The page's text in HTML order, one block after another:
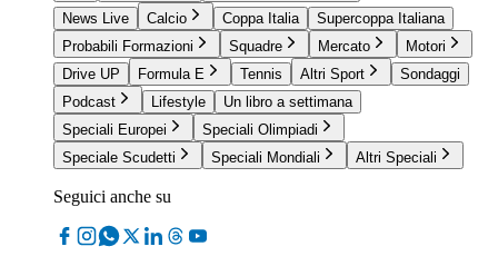
News Live
Calcio Coppa Italia
Supercoppa Italiana
Probabili Formazioni
Squadre Mercato
Motori
Drive UP
Formula E Tennis Altri Sport
Sondaggi
Podcast
Lifestyle
Un libro a settimana
Speciali Europei
Speciali Olimpiadi
Speciale Scudetti
Speciali Mondiali Altri Speciali
Seguici anche su